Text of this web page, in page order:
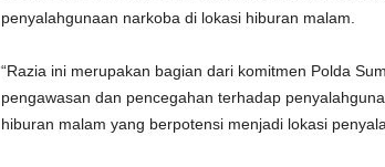
penyalahgunaan narkoba di lokasi hiburan malam.
“Razia ini merupakan bagian dari komitmen Polda
pengawasan dan pencegahan terhadap
hiburan malam yang berpotensi menjadi lokasi